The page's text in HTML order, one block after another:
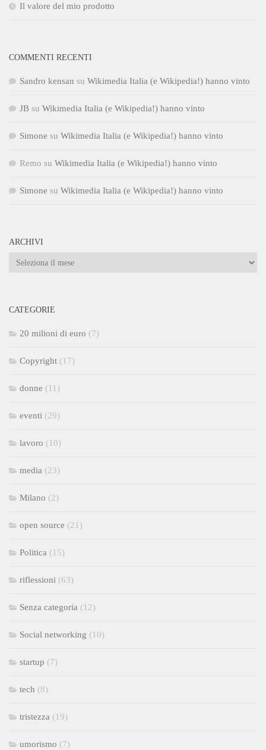
Il valore del mio prodotto
COMMENTI RECENTI
Sandro kensan su Wikimedia Italia (e Wikipedia!) hanno vinto
JB su Wikimedia Italia (e Wikipedia!) hanno vinto
Simone su Wikimedia Italia (e Wikipedia!) hanno vinto
Remo su Wikimedia Italia (e Wikipedia!) hanno vinto
Simone su Wikimedia Italia (e Wikipedia!) hanno vinto
ARCHIVI
Archivi
CATEGORIE
20 milioni di euro (7)
Copyright (17)
donne (11)
eventi (29)
lavoro (10)
media (23)
Milano (2)
open source (21)
Politica (15)
riflessioni (63)
Senza categoria (12)
Social networking (10)
startup (7)
tech (8)
tristezza (19)
umorismo (7)